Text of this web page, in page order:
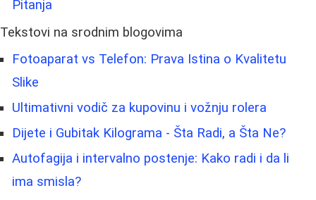
Pitanja
Tekstovi na srodnim blogovima
Fotoaparat vs Telefon: Prava Istina o Kvalitetu
Slike
Ultimativni vodič za kupovinu i vožnju rolera
Dijete i Gubitak Kilograma - Šta Radi, a Šta Ne?
Autofagija i intervalno postenje: Kako radi i da li
ima smisla?